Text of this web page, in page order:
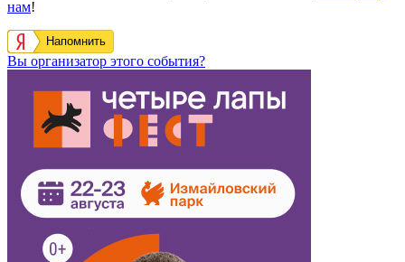
нам!
Напомнить
Вы организатор этого события?